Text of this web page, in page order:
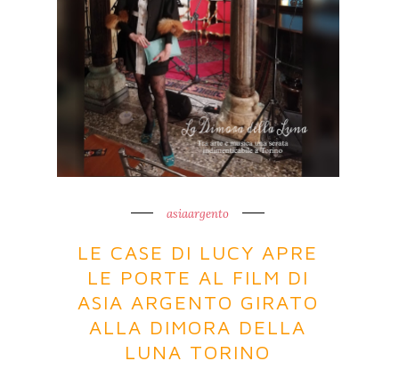
asiaargento
LE CASE DI LUCY APRE
LE PORTE AL FILM DI
ASIA ARGENTO GIRATO
ALLA DIMORA DELLA
LUNA TORINO